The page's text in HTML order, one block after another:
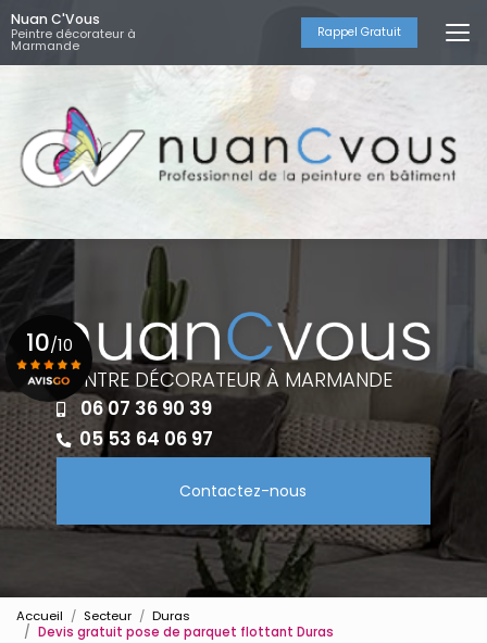
Aller
au
contenu
principal
Nuan C'Vous
Peintre décorateur à
Marmande
Rappel Gratuit
PEINTRE DÉCORATEUR À MARMANDE
06 07 36 90 39
05 53 64 06 97
Contactez-nous
10/10
Voir le certificat
Accueil Secteur
Duras
Devis gratuit pose de parquet flottant Duras